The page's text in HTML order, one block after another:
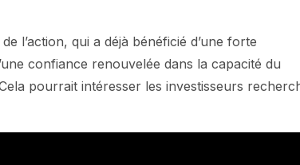
l’action, qui a déjà bénéficié d’une forte
confiance renouvelée dans la capacité du
pourrait intéresser les investisseurs